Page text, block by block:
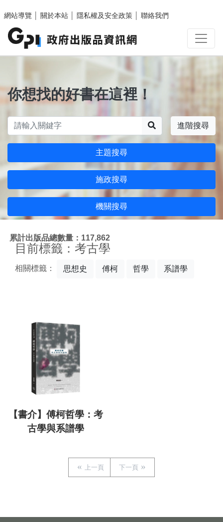
網站導覽
關於本站 隱私權及安全政策 聯絡我們
你想找的好書在這裡！
進階搜尋
主題搜尋
施政搜尋
機關搜尋
累計出版品總數量：117,862
目前標籤：考古學
相關標籤： 思想史 傅柯 哲學 系譜學
【書介】傅柯哲學：考
古學與系譜學
上一頁 下一頁